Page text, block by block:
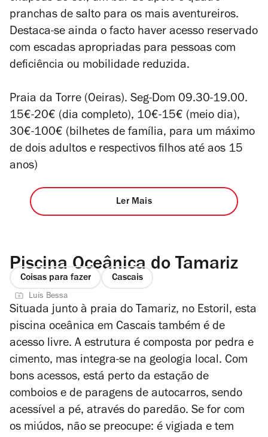
pranchas de salto para os mais aventureiros.
Destaca-se ainda o facto haver acesso reservado
com escadas apropriadas para pessoas com
deficiência ou mobilidade reduzida.
Praia da Torre (Oeiras). Seg-Dom 09.30-19.00.
15€-20€ (dia completo), 10€-15€ (meio dia),
30€-100€ (bilhetes de família, para um máximo
de dois adultos e respectivos filhos até aos 15
anos)
Ler Mais
Piscina Oceânica do Tamariz
Coisas para fazer Cascais
Luís Bessa
Situada junto à praia do Tamariz, no Estoril, esta
piscina oceânica em Cascais também é de
acesso livre. A estrutura é composta por pedra e
cimento, mas integra-se na geologia local. Com
bons acessos, está perto da estação de
comboios e de paragens de autocarros, sendo
acessível a pé, através do paredão. Se for com
os miúdos, não se preocupe: é vigiada e tem